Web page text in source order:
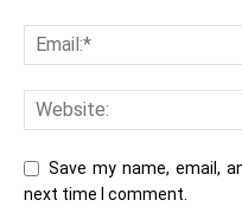
Save my name, email,
next time I comment.